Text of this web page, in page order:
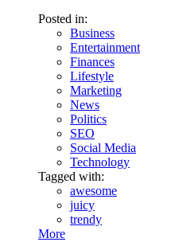
Posted in:
Business
Entertainment
Finances
Lifestyle
Marketing
News
Politics
SEO
Social Media
Technology
Tagged with:
awesome
juicy
trendy
More